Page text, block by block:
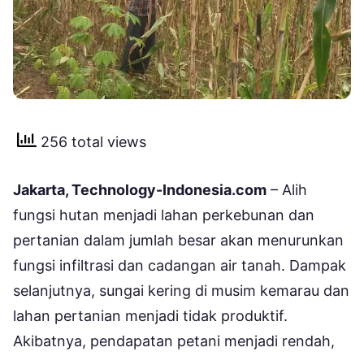
256 total views
Jakarta, Technology-Indonesia.com – Alih
fungsi hutan menjadi lahan perkebunan dan
pertanian dalam jumlah besar akan menurunkan
fungsi infiltrasi dan cadangan air tanah. Dampak
selanjutnya, sungai kering di musim kemarau dan
lahan pertanian menjadi tidak produktif.
Akibatnya, pendapatan petani menjadi rendah,